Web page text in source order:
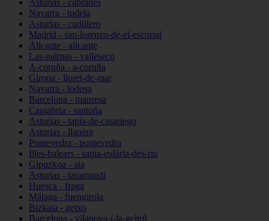
Asturias - cabranes
Navarra - tudela
Asturias - cudillero
Madrid - san-lorenzo-de-el-escorial
Alicante - alicante
Las-palmas - valleseco
A-coruña - a-coruña
Girona - lloret-de-mar
Navarra - lodosa
Barcelona - manresa
Cantabria - santoña
Asturias - tapia-de-casariego
Asturias - llanera
Pontevedra - pontevedra
Illes-balears - santa-eulària-des-riu
Gipuzkoa - aia
Asturias - taramundi
Huesca - fraga
Málaga - fuengirola
Bizkaia - getxo
Barcelona - vilanova-i-la-geltrú